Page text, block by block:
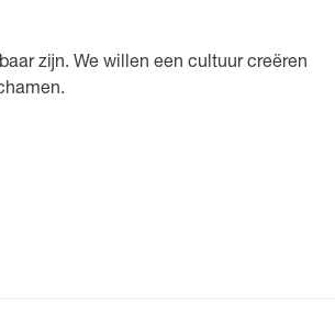
zijn. We willen een cultuur creëren